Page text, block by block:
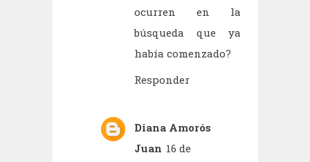
ocurren en la
búsqueda que ya
había comenzado?
Responder
Diana Amorós
Juan 16 de